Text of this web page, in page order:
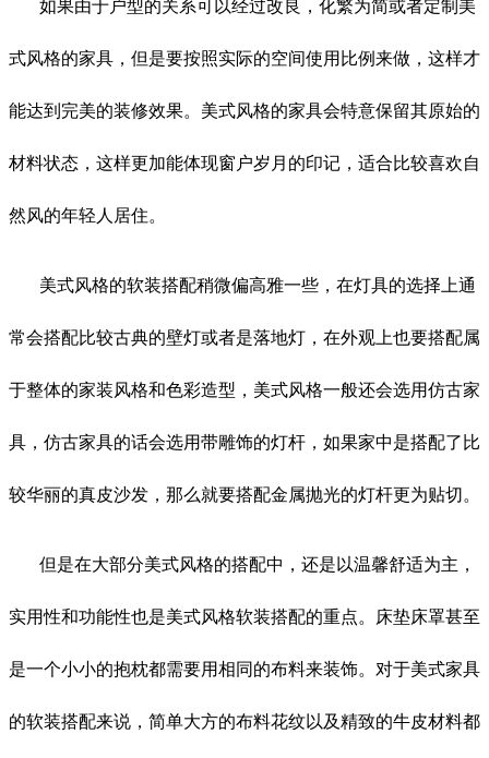
如果由于户型的关系可以经过改良，化繁为简或者定制美
式风格的家具，但是要按照实际的空间使用比例来做，这样才
能达到完美的装修效果。美式风格的家具会特意保留其原始的
材料状态，这样更加能体现窗户岁月的印记，适合比较喜欢自
然风的年轻人居住。
美式风格的软装搭配稍微偏高雅一些，在灯具的选择上通
常会搭配比较古典的壁灯或者是落地灯，在外观上也要搭配属
于整体的家装风格和色彩造型，美式风格一般还会选用仿古家
具，仿古家具的话会选用带雕饰的灯杆，如果家中是搭配了比
较华丽的真皮沙发，那么就要搭配金属抛光的灯杆更为贴切。
但是在大部分美式风格的搭配中，还是以温馨舒适为主，
实用性和功能性也是美式风格软装搭配的重点。床垫床罩甚至
是一个小小的抱枕都需要用相同的布料来装饰。对于美式家具
的软装搭配来说，简单大方的布料花纹以及精致的牛皮材料都